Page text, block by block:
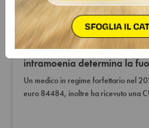
27 luglio 2026
Medico in regime
intramoenia determina la
Un medico in regime forfettario nel
euro 84484, inoltre ha ricevuto una